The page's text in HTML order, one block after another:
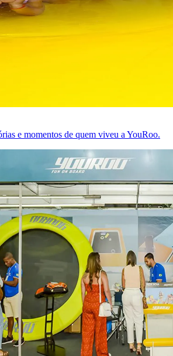
e momentos de quem viveu a YouRoo.